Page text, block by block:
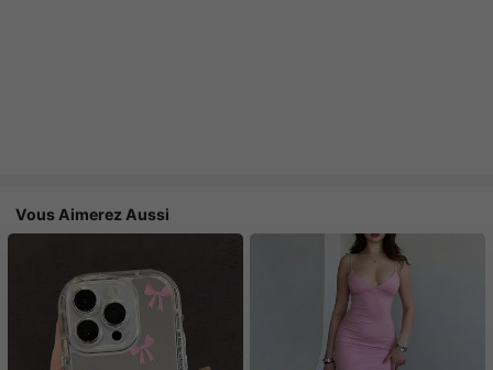
Vous Aimerez Aussi